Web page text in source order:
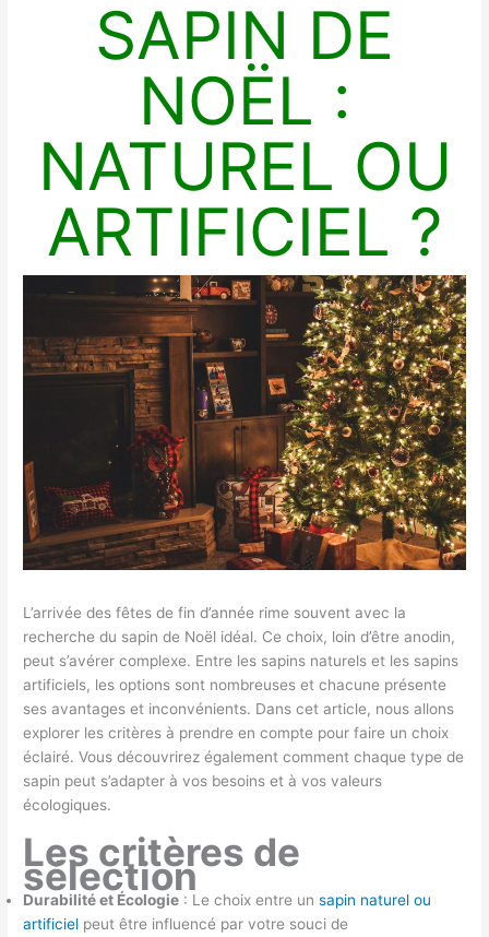
SAPIN DE
NOËL :
NATUREL OU
ARTIFICIEL ?
L’arrivée des fêtes de fin d’année rime souvent avec la
recherche du sapin de Noël idéal. Ce choix, loin d’être anodin,
peut s’avérer complexe. Entre les sapins naturels et les sapins
artificiels, les options sont nombreuses et chacune présente
ses avantages et inconvénients. Dans cet article, nous allons
explorer les critères à prendre en compte pour faire un choix
éclairé. Vous découvrirez également comment chaque type de
sapin peut s’adapter à vos besoins et à vos valeurs
écologiques.
Les critères de
sélection
Durabilité et Écologie : Le choix entre unsapin naturel ou
artificiel peut être influencé par votre souci de